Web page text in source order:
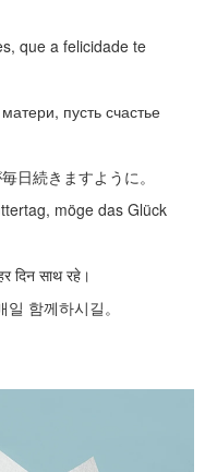
que a felicidade te
пусть счастье
日続きますように。
möge das Glück
दिन साथ रहे।
일 함께하시길。